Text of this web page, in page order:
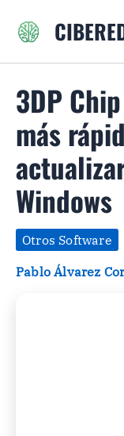
3DP
más
Windows
Otros Software
Pablo Álvarez